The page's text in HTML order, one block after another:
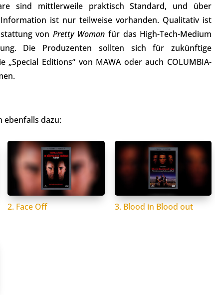
sind mittlerweile praktisch Standard, und über
ist nur teilweise vorhanden. Qualitativ ist
von Pretty Woman für das High-Tech-Medium
Die Produzenten sollten sich für zukünftige
Editions“ von MAWA oder auch COLUMBIA-
ebenfalls dazu:
2. Face Off 3. Blood in Blood out